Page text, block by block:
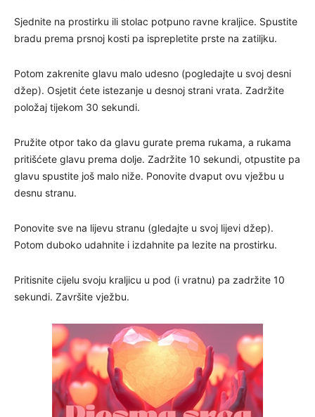
Sjednite na prostirku ili stolac potpuno ravne kraljice. Spustite
bradu prema prsnoj kosti pa isprepletite prste na zatiljku.
Potom zakrenite glavu malo udesno (pogledajte u svoj desni
džep). Osjetit ćete istezanje u desnoj strani vrata. Zadržite
položaj tijekom 30 sekundi.
Pružite otpor tako da glavu gurate prema rukama, a rukama
pritišćete glavu prema dolje. Zadržite 10 sekundi, otpustite pa
glavu spustite još malo niže. Ponovite dvaput ovu vježbu u
desnu stranu.
Ponovite sve na lijevu stranu (gledajte u svoj lijevi džep).
Potom duboko udahnite i izdahnite pa lezite na prostirku.
Pritisnite cijelu svoju kraljicu u pod (i vratnu) pa zadržite 10
sekundi. Završite vježbu.